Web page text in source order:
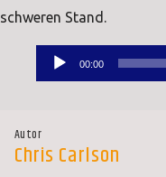
schweren Stand.
Audio-
Player
00:00
Autor
Chris Carlson